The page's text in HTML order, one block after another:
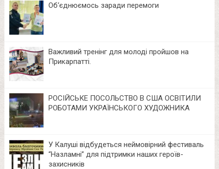
Об‘єднюємось заради перемоги
Важливий тренінг для молоді пройшов на
Прикарпатті.
РОСІЙСЬКЕ ПОСОЛЬСТВО В США ОСВІТИЛИ
РОБОТАМИ УКРАЇНСЬКОГО ХУДОЖНИКА
У Калуші відбудеться неймовірний фестиваль
“Назламні” для підтримки наших героїв-
захисників